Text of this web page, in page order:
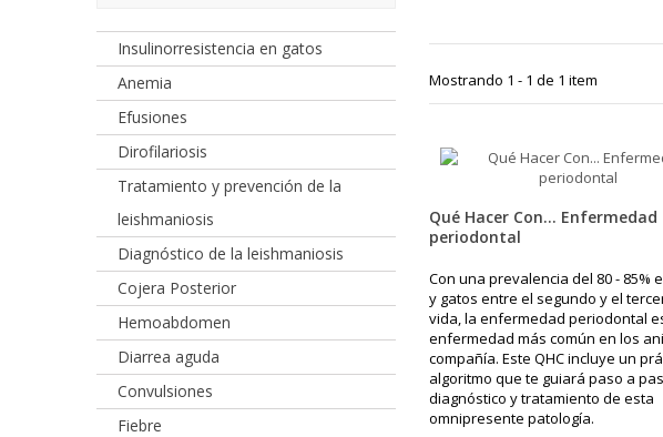
Insulinorresistencia en gatos
Anemia
Efusiones
Dirofilariosis
Tratamiento y prevención de la
leishmaniosis
Diagnóstico de la leishmaniosis
Cojera Posterior
Hemoabdomen
Diarrea aguda
Convulsiones
Fiebre
Mostrando 1 - 1 de 1 item
Qué Hacer Con... Enfermedad
periodontal
Con una prevalencia del 80 - 85%
y gatos entre el segundo y el
vida, la enfermedad periodontal
enfermedad más común en los
compañía. Este QHC incluye un
algoritmo que te guiará paso a
diagnóstico y tratamiento de esta
omnipresente patología.